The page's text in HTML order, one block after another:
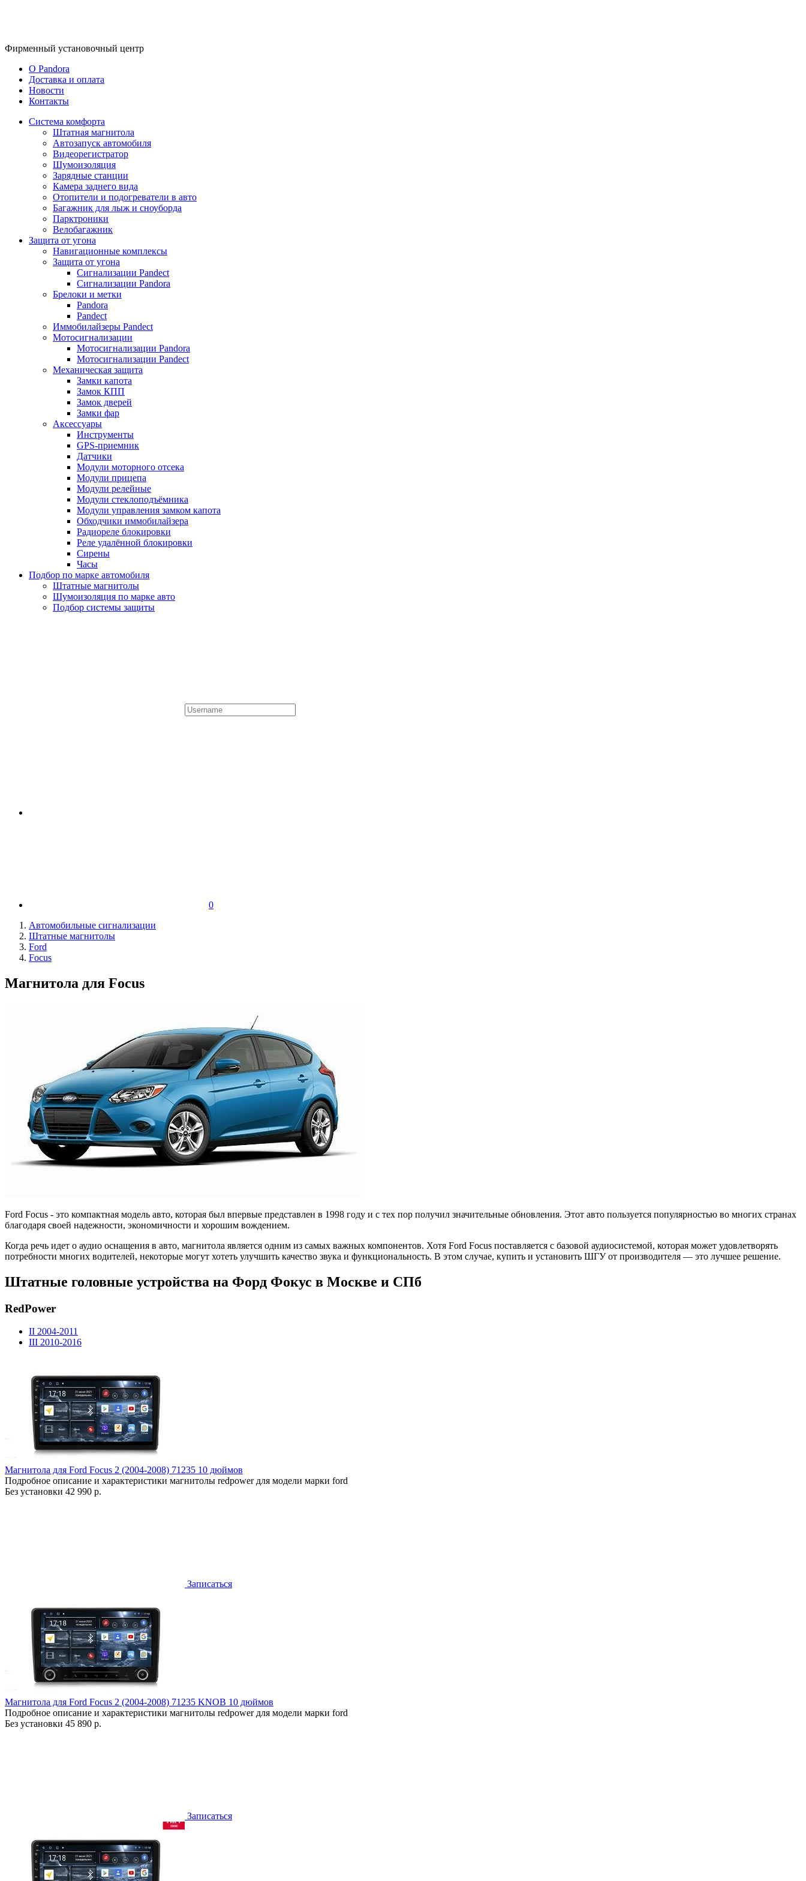
Фирменный установочный центр
O Pandora
Доставка и оплата
Новости
Контакты
Система комфорта
Штатная магнитола
Автозапуск автомобиля
Видеорегистратор
Шумоизоляция
Зарядные станции
Камера заднего вида
Отопители и подогреватели в авто
Багажник для лыж и сноуборда
Парктроники
Велобагажник
Защита от угона
Навигационные комплексы
Защита от угона
Сигнализации Pandect
Сигнализации Pandora
Брелоки и метки
Pandora
Pandect
Иммобилайзеры Pandect
Мотосигнализации
Мотосигнализации Pandora
Мотосигнализации Pandect
Механическая защита
Замки капота
Замок КПП
Замок дверей
Замки фар
Аксессуары
Инструменты
GPS-приемник
Датчики
Модули моторного отсека
Модули прицепа
Модули релейные
Модули стеклоподъёмника
Модули управления замком капота
Обходчики иммобилайзера
Радиореле блокировки
Реле удалённой блокировки
Сирены
Часы
Подбор по марке автомобиля
Штатные магнитолы
Шумоизоляция по марке авто
Подбор системы защиты
0
Автомобильные сигнализации
Штатные магнитолы
Ford
Focus
Магнитола для Focus
Ford Focus - это компактная модель авто, которая был впервые представлен в 1998 году и с тех пор получил значительные обновления. Этот авто пользуется популярностью во многих странах
благодаря своей надежности, экономичности и хорошим вождением.
Когда речь идет о аудио оснащения в авто, магнитола является одним из самых важных компонентов. Хотя Ford Focus поставляется с базовой аудиосистемой, которая может удовлетворять
потребности многих водителей, некоторые могут хотеть улучшить качество звука и функциональность. В этом случае, купить и установить ШГУ от производителя — это лучшее решение.
Штатные головные устройства на Форд Фокус в Москве и СПб
RedPower
II 2004-2011
III 2010-2016
Магнитола для Ford Focus 2 (2004-2008) 71235 10 дюймов
Подробное описание и характеристики магнитолы redpower для модели марки ford
Без установки 42 990 р.
Записаться
Магнитола для Ford Focus 2 (2004-2008) 71235 KNOB 10 дюймов
Подробное описание и характеристики магнитолы redpower для модели марки ford
Без установки 45 890 р.
Записаться